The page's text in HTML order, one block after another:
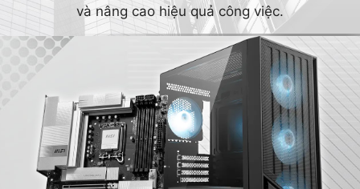
và nâng cao hiệu quả công việc.